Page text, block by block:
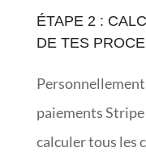
ÉTAPE 2 :
DE TES
paiements Stripe
calculer tous les